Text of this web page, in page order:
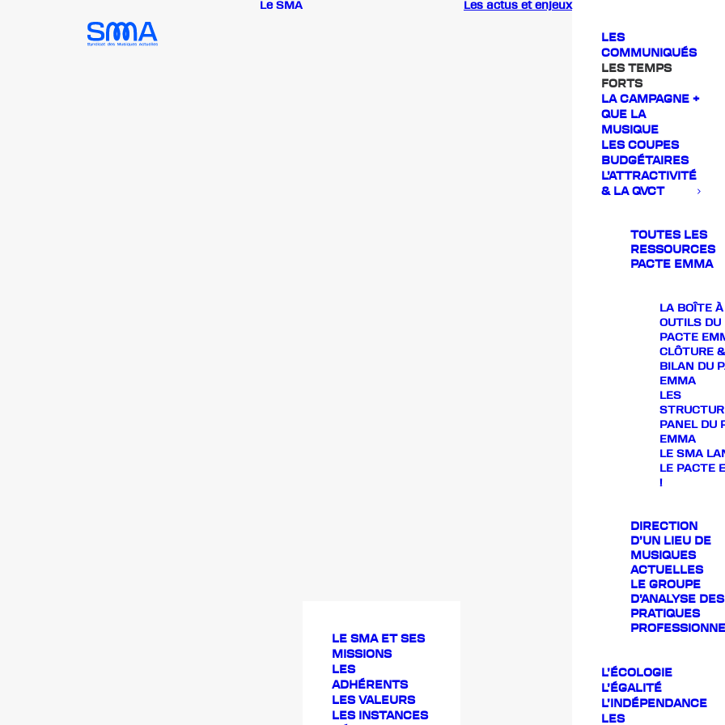
Le SMA
LE SMA ET SES
MISSIONS
LES
ADHÉRENTS
LES VALEURS
LES INSTANCES
Les actus et enjeux
LES
COMMUNIQUÉS
LES TEMPS
FORTS
LA CAMPAGNE +
QUE LA
MUSIQUE
LES COUPES
BUDGÉTAIRES
L’ATTRACTIVITÉ
& LA QVCT
TOUTES LES
RESSOURCES
PACTE EMMA
LA BOÎTE À
OUTILS DU
PACTE
CLÔTURE &
BILAN DU
EMMA
LES
PANEL DU
EMMA
LE SMA
LE PACTE
!
DIRECTION
D’UN LIEU DE
MUSIQUES
ACTUELLES
LE GROUPE
D’ANALYSE DES
PRATIQUES
L’ÉCOLOGIE
L’ÉGALITÉ
L’INDÉPENDANCE
LES